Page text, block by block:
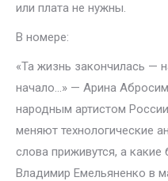
или плата не нужны.
В номере:
«Та жизнь закончилась —
начало…» — Арина
народным артистом
меняют технологические
слова приживутся, а какие
Владимир Емельяненко в